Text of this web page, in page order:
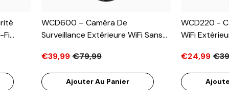
Fi
MAh
WCD600 – Caméra De
Surveillance Extérieure WiFi Sans
Gyrophare Rouge & Bleu Avec
Sirène, Vision Nocturne Intelligente
À Double Lumière, Audio
€39,99 €79,99
Ajouter Au Panier
WCD220 -
WiFi
GHz,
Nocturne
Active,
€24,99